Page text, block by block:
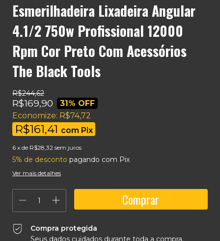
Esmerilhadeira Lixadeira Angular
4.1/2 750w Profissional 12000
Rpm Cor Preto Com Acessórios
The Black Tools
R$244,62
R$169,90 31 % OFF
Economize: R$74,72
R$161,41 com Pix
6 x de R$28,32 sem juros
5% de desconto pagando com Pix
Ver mais detalhes
Compra protegida
Seus dados cuidados durante toda a compra.